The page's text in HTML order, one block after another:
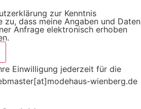
zur Kenntnis
zu, dass meine Angaben und Daten
Anfrage elektronisch erhoben
Einwilligung jederzeit für die
wienberg.de